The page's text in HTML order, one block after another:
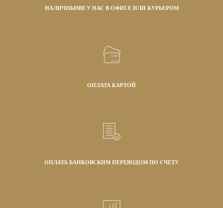
НАЛИЧНЫМИ У НАС В ОФИСЕ ИЛИ КУРЬЕРОМ
ОПЛАТА КАРТОЙ
ОПЛАТА БАНКОВСКИМ ПЕРЕВОДОМ ПО СЧЕТУ